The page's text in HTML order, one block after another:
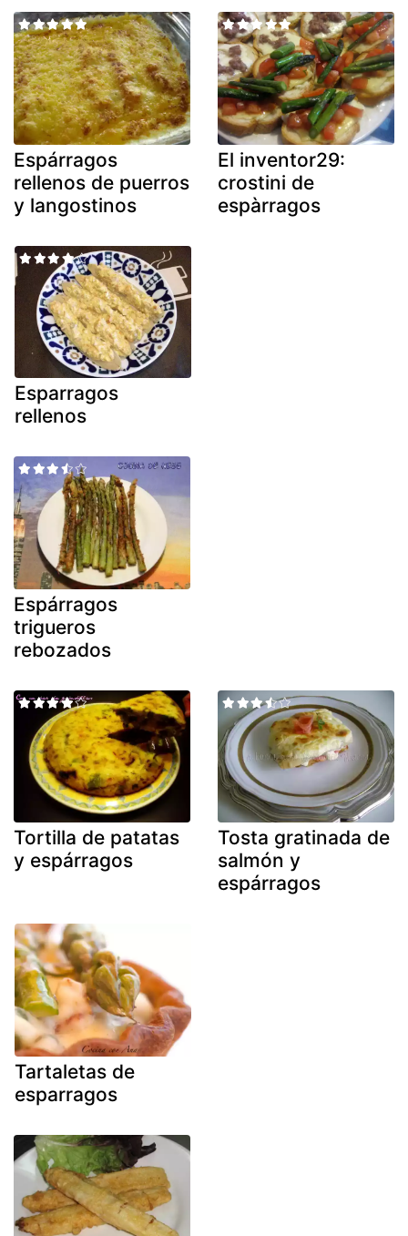
Espárragos
rellenos de puerros
y langostinos
El inventor29:
crostini de
espàrragos
Esparragos
rellenos
Espárragos
trigueros
rebozados
Tortilla de patatas
y espárragos
Tosta gratinada de
salmón y
espárragos
Tartaletas de
esparragos